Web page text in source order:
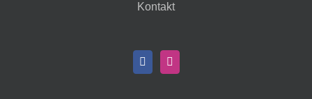
Kontakt